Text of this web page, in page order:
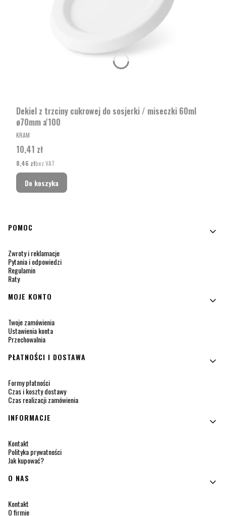
Dekiel z trzciny cukrowej do sosjerki / miseczki 60ml
ø70mm a'100
PRODUCENT
KRAM
Cena
10,41 zł
Cena
8,46 złbez VAT
Do koszyka
Linki w stopce
POMOC
Zwroty i reklamacje
Pytania i odpowiedzi
Regulamin
Raty
MOJE KONTO
Twoje zamówienia
Ustawienia konta
Przechowalnia
PŁATNOŚCI I DOSTAWA
Formy płatności
Czas i koszty dostawy
Czas realizacji zamówienia
INFORMACJE
Kontakt
Polityka prywatności
Jak kupować?
O NAS
Kontakt
O firmie